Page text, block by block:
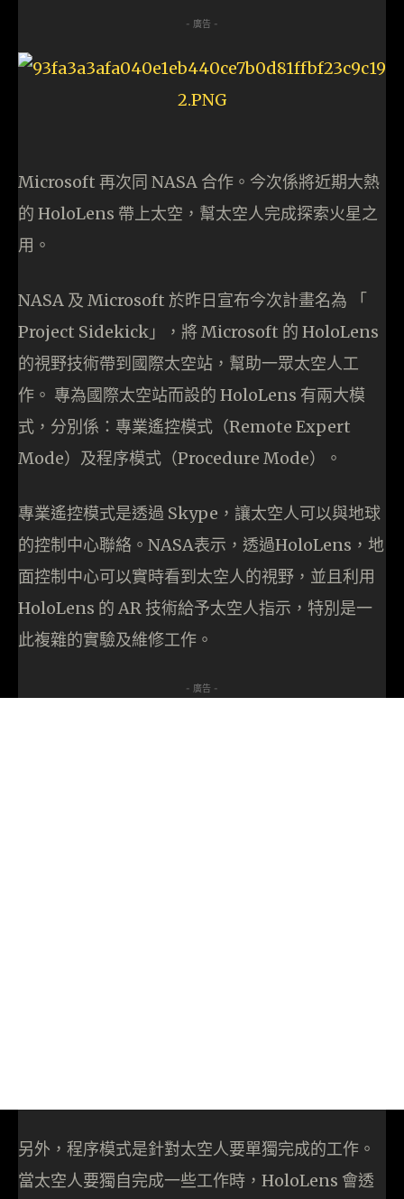
- 廣告 -
Microsoft 再次同 NASA 合作。今次係將近期大熱
的 HoloLens 帶上太空，幫太空人完成探索火星之
用。
NASA 及 Microsoft 於昨日宣布今次計畫名為 「
Project Sidekick」，將 Microsoft 的 HoloLens
的視野技術帶到國際太空站，幫助一眾太空人工
作。 專為國際太空站而設的 HoloLens 有兩大模
式，分別係：專業遙控模式（Remote Expert
Mode）及程序模式（Procedure Mode）。
專業遙控模式是透過 Skype，讓太空人可以與地球
的控制中心聯絡。NASA表示，透過HoloLens，地
面控制中心可以實時看到太空人的視野，並且利用
HoloLens 的 AR 技術給予太空人指示，特別是一
此複雜的實驗及維修工作。
- 廣告 -
另外，程序模式是針對太空人要單獨完成的工作。
當太空人要獨自完成一些工作時，HoloLens 會透